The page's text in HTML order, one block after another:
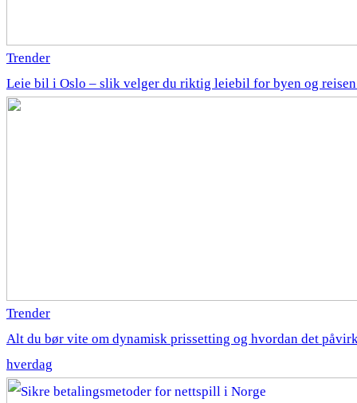
Trender
Leie bil i Oslo – slik velger du riktig leiebil for byen og
Trender
Alt du bør vite om dynamisk prissetting og hvordan det
hverdag